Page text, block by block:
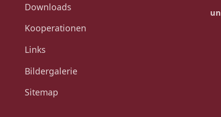
Downloads
Kooperationen
Links
Bildergalerie
Sitemap